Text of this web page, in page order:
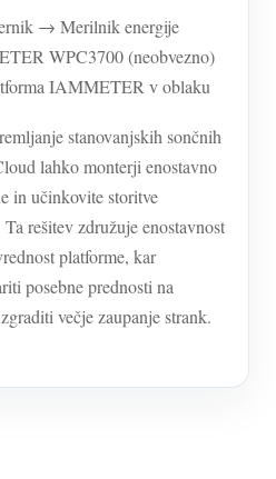
→ Merilnik energije
WPC3700 (neobvezno)
IAMMETER v oblaku
stanovanjskih sončnih
lahko monterji enostavno
in učinkovite storitve
rešitev združuje enostavnost
platforme, kar
posebne prednosti na
večje zaupanje strank.